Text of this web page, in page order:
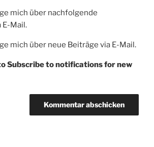
mich über nachfolgende
E-Mail.
mich über neue Beiträge via E-Mail.
Subscribe to notifications for new